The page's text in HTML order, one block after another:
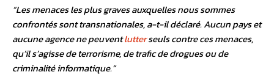
“Les menaces les plus graves auxquelles nous sommes
confrontés sont transnationales, a-t-il déclaré. Aucun pays et
aucune agence ne peuventlutterseuls contre ces menaces,
qu’il s’agisse de terrorisme, de trafic de drogues ou de
criminalité informatique.”